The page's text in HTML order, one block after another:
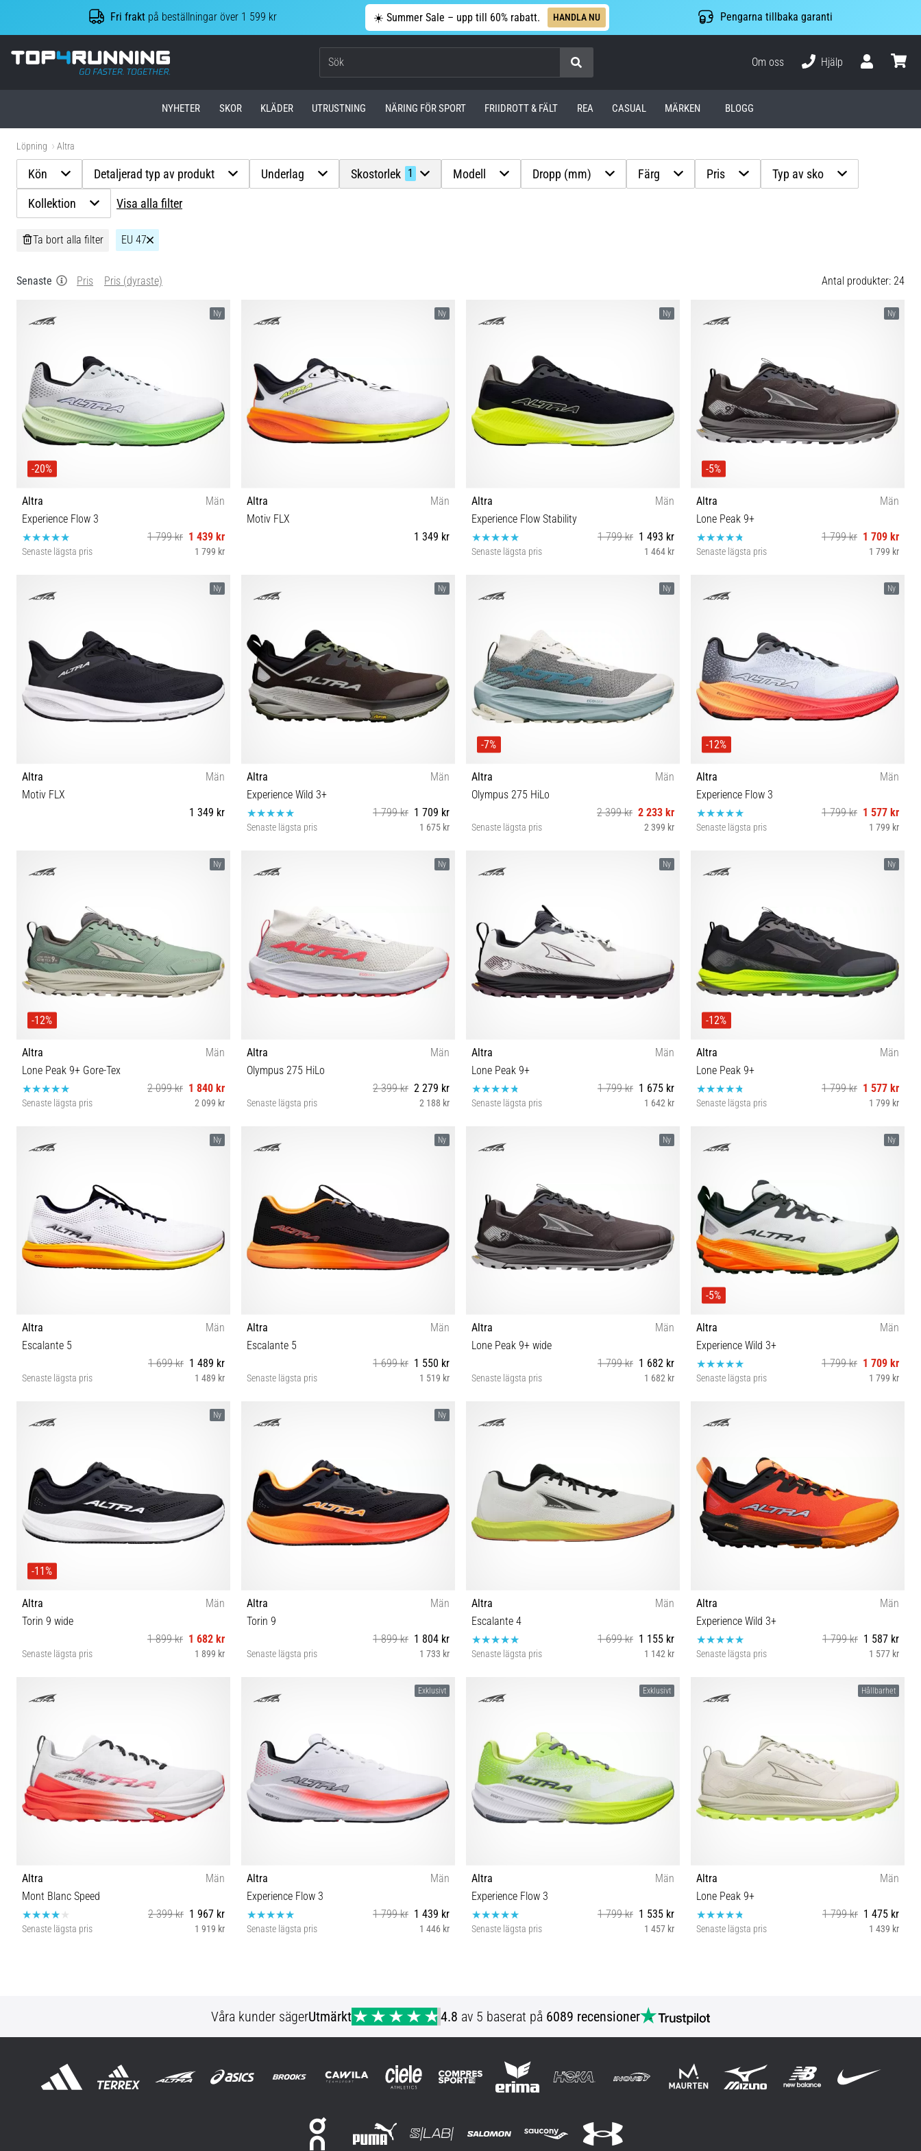
Fri frakt på beställningar över 1 599 kr ☀️ Summer Sale – upp till 60% rabatt. HANDLA NU Pengarna tillbaka garanti
Top4Running.se
Om oss
Hjälp
NYHETER SKOR KLÄDER UTRUSTNING NÄRING FÖR SPORT FRIIDROTT & FÄLT REA CASUAL MÄRKEN BLOGG
Löpning Altra
Kön Detaljerad typ av produkt Underlag Skostorlek 1 Modell Dropp (mm) Färg Pris Typ av sko
Kollektion Visa alla filter
Ta bort alla filter EU 47
Senaste Pris Pris (dyraste) Antal produkter: 24
Ny
-20%
Altra
Män
Experience Flow 3
1 799 kr 1 439 kr
Senaste lägsta pris 1 799 kr
Ny
Altra
Män
Motiv FLX
1 349 kr
Ny
Altra
Män
Experience Flow Stability
1 799 kr 1 493 kr
Senaste lägsta pris 1 464 kr
40½ 41 42 42½ 43 44 44½ 45 46 46½ 47 48 49
Ny
-5%
Altra
Män
Lone Peak 9+
1 799 kr 1 709 kr
Senaste lägsta pris 1 799 kr
Ny
Altra
Män
Motiv FLX
1 349 kr
Ny
Altra
Män
Experience Wild 3+
1 799 kr 1 709 kr
Senaste lägsta pris 1 675 kr
Ny
-7%
Altra
Män
Olympus 275 HiLo
2 399 kr 2 233 kr
Senaste lägsta pris 2 399 kr
Ny
-12%
Altra
Män
Experience Flow 3
1 799 kr 1 577 kr
Senaste lägsta pris 1 799 kr
40½ 41 42 42½ 43 44 44½ 45 46 46½ 47 48 49 50
Ny
-12%
Altra
Män
Lone Peak 9+ Gore-Tex
2 099 kr 1 840 kr
Senaste lägsta pris 2 099 kr
Ny
Altra
Män
Olympus 275 HiLo
2 399 kr 2 279 kr
Senaste lägsta pris 2 188 kr
Ny
Altra
Män
Lone Peak 9+
1 799 kr 1 675 kr
Senaste lägsta pris 1 642 kr
40½ 41 42 42½ 43 44 44½ 45 46 46½ 47 48 49 50
Ny
-12%
Altra
Män
Lone Peak 9+
1 799 kr 1 577 kr
Senaste lägsta pris 1 799 kr
Ny
Altra
Män
Escalante 5
1 699 kr 1 489 kr
Senaste lägsta pris 1 489 kr
Ny
Altra
Män
Escalante 5
1 699 kr 1 550 kr
Senaste lägsta pris 1 519 kr
Ny
Altra
Män
Lone Peak 9+ wide
1 799 kr 1 682 kr
Senaste lägsta pris 1 682 kr
Ny
-5%
Altra
Män
Experience Wild 3+
1 799 kr 1 709 kr
Senaste lägsta pris 1 799 kr
Ny
-11%
Altra
Män
Torin 9 wide
1 899 kr 1 682 kr
Senaste lägsta pris 1 899 kr
Ny
Altra
Män
Torin 9
1 899 kr 1 804 kr
Senaste lägsta pris 1 733 kr
Altra
Män
Escalante 4
1 699 kr 1 155 kr
Senaste lägsta pris 1 142 kr
Altra
Män
Experience Wild 3+
1 799 kr 1 587 kr
Senaste lägsta pris 1 577 kr
Altra
Män
Mont Blanc Speed
2 399 kr 1 967 kr
Senaste lägsta pris 1 919 kr
Exklusivt
Altra
Män
Experience Flow 3
1 799 kr 1 439 kr
Senaste lägsta pris 1 446 kr
Exklusivt
Altra
Män
Experience Flow 3
1 799 kr 1 535 kr
Senaste lägsta pris 1 457 kr
Hållbarhet
Altra
Män
Lone Peak 9+
1 799 kr 1 475 kr
Senaste lägsta pris 1 439 kr
Våra kunder sägerUtmärkt 4.8 av 5 baserat på 6089 recensioner